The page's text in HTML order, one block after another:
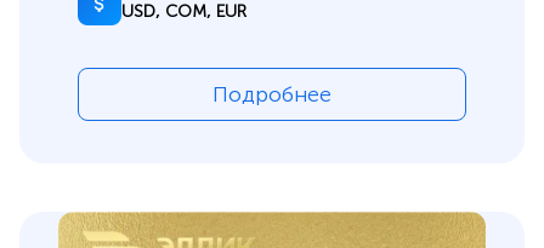
USD, СОМ, EUR
Подробнее